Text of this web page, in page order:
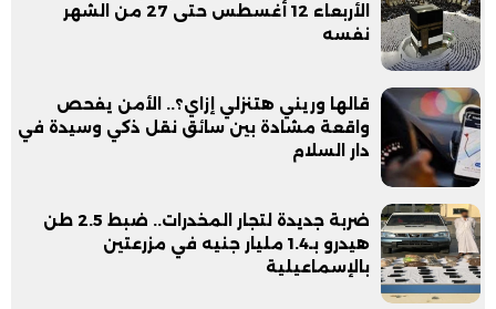
الأربعاء 12 أغسطس حتى 27 من الشهر
نفسه
قالها وريني هتنزلي إزاي؟.. الأمن يفحص
واقعة مشادة بين سائق نقل ذكي وسيدة في
دار السلام
ضربة جديدة لتجار المخدرات.. ضبط 2.5 طن
هيدرو بـ1.4 مليار جنيه في مزرعتين
بالإسماعيلية